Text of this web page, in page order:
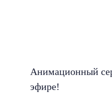
Анимационный
эфире!